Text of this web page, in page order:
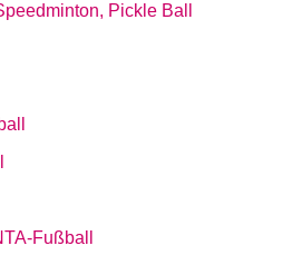
Pickle Ball
Fußball